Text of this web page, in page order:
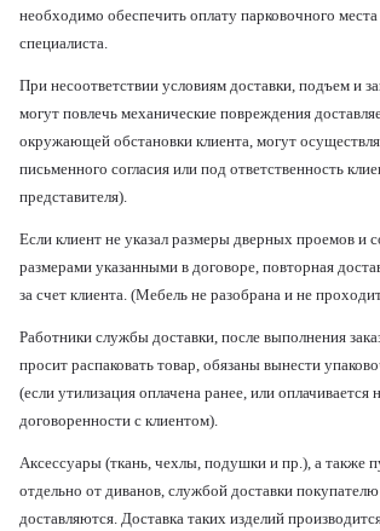
необходимо обеспечить оплату парковочного
специалиста.
При несоответствии условиям доставки, подъем и
могут повлечь механические повреждения
окружающей обстановки клиента, могут
письменного согласия или под ответственность
представителя).
Если клиент не указал размеры дверных проемов и
размерами указанными в договоре, повторная
за счет клиента. (Мебель не разобрана и не
Работники службы доставки, после выполнения
просит распаковать товар, обязаны вынести
(если утилизация оплачена ранее, или оплачивается
договоренности с клиентом).
Аксессуары (ткань, чехлы, подушки и пр.), а также
отдельно от диванов, службой доставки
доставляются. Доставка таких изделий